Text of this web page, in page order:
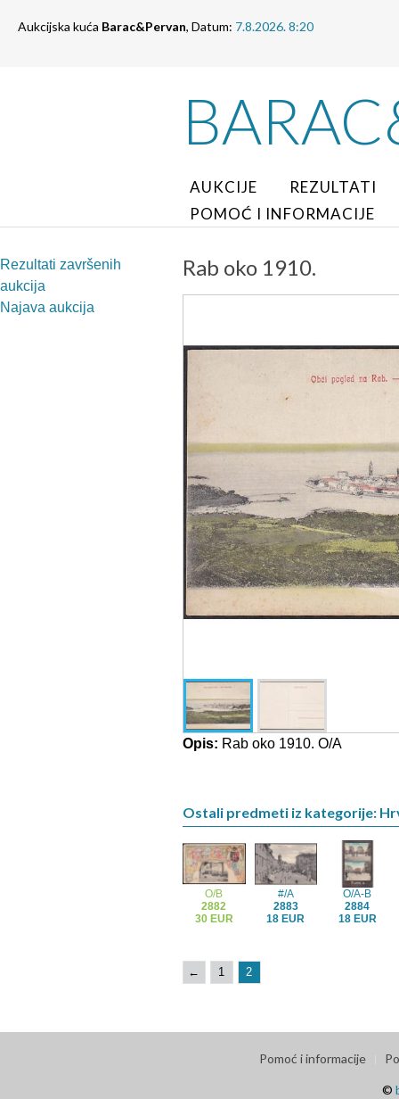
Aukcijska kuća Barac&Pervan, Datum: 7.8.2026. 8:20
AUKCIJE
REZULTATI
POMOĆ I INFORMACIJE
Rezultati završenih
aukcija
Najava aukcija
Rab oko 1910.
Opis: Rab oko 1910. O/A
Ostali predmeti iz kategorije:
O/B
2882
30 EUR
#/A
2883
18 EUR
O/A-B
2884
18 EUR
← 1 2
Pomoć i informacije
©